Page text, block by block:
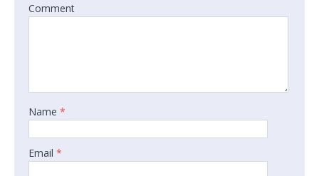
Comment
Name *
Email *